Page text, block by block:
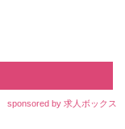
sponsored by 求人ボックス